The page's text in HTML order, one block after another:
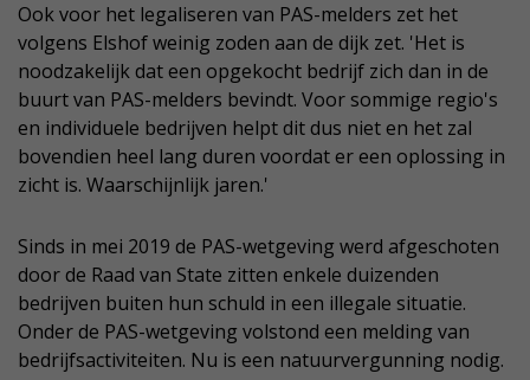
Ook voor het legaliseren van PAS-melders zet het
volgens Elshof weinig zoden aan de dijk zet. 'Het is
noodzakelijk dat een opgekocht bedrijf zich dan in de
buurt van PAS-melders bevindt. Voor sommige regio's
en individuele bedrijven helpt dit dus niet en het zal
bovendien heel lang duren voordat er een oplossing in
zicht is. Waarschijnlijk jaren.'
Sinds in mei 2019 de PAS-wetgeving werd afgeschoten
door de Raad van State zitten enkele duizenden
bedrijven buiten hun schuld in een illegale situatie.
Onder de PAS-wetgeving volstond een melding van
bedrijfsactiviteiten. Nu is een natuurvergunning nodig.